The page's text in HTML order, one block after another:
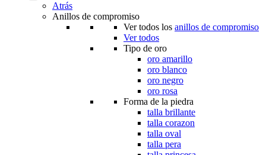
Atrás
Anillos de compromiso
Ver todos los anillos de compromiso
Ver todos
Tipo de oro
oro amarillo
oro blanco
oro negro
oro rosa
Forma de la piedra
talla brillante
talla corazon
talla oval
talla pera